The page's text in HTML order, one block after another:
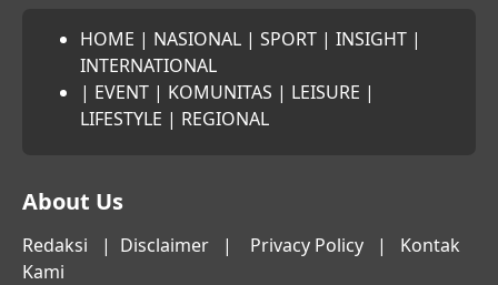
HOME | NASIONAL | SPORT | INSIGHT |
INTERNATIONAL
| EVENT | KOMUNITAS | LEISURE |
LIFESTYLE | REGIONAL
About Us
Redaksi | Disclaimer | Privacy Policy | Kontak
Kami